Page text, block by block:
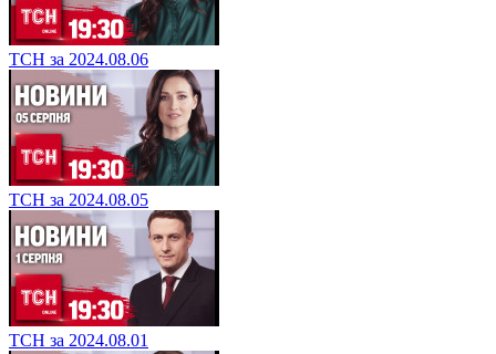
ТСН за 2024.08.06
ТСН за 2024.08.05
ТСН за 2024.08.01